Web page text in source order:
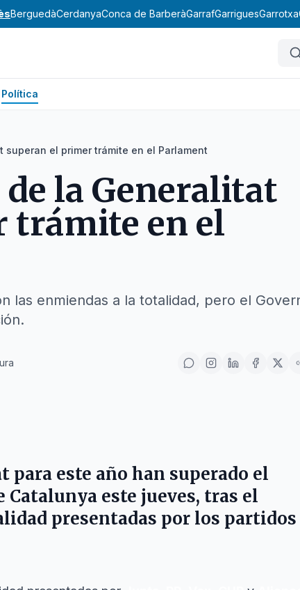
BerguedàCerdanyaConca de BarberàGarrafGarriguesGarrotxa
Política
el primer trámite en el Parlament
la Generalitat
trámite en el
las enmiendas a la totalidad, pero el
para este año han superado el
este jueves, tras el
presentadas por los partidos